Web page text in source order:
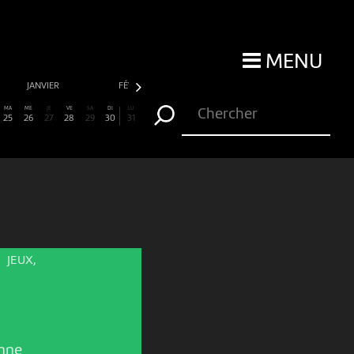
MENU
JANVIER FÉVRIER
MA
25
ME
26
JE
27
VE
28
SA
29
DI
30
LU
31
JEUX,